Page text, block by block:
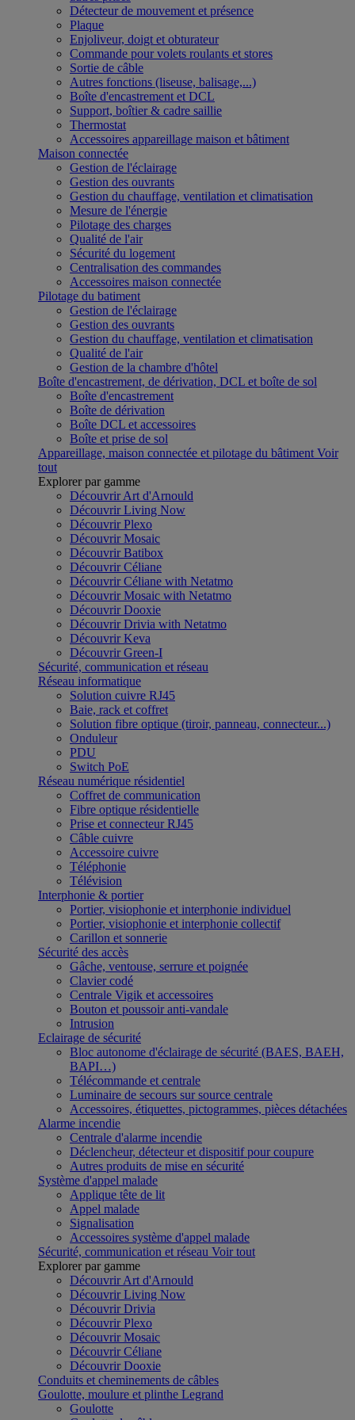
Détecteur de mouvement et présence
Plaque
Enjoliveur, doigt et obturateur
Commande pour volets roulants et stores
Sortie de câble
Autres fonctions (liseuse, balisage,...)
Boîte d'encastrement et DCL
Support, boîtier & cadre saillie
Thermostat
Accessoires appareillage maison et bâtiment
Maison connectée
Gestion de l'éclairage
Gestion des ouvrants
Gestion du chauffage, ventilation et climatisation
Mesure de l'énergie
Pilotage des charges
Qualité de l'air
Sécurité du logement
Centralisation des commandes
Accessoires maison connectée
Pilotage du batiment
Gestion de l'éclairage
Gestion des ouvrants
Gestion du chauffage, ventilation et climatisation
Qualité de l'air
Gestion de la chambre d'hôtel
Boîte d'encastrement, de dérivation, DCL et boîte de sol
Boîte d'encastrement
Boîte de dérivation
Boîte DCL et accessoires
Boîte et prise de sol
Appareillage, maison connectée et pilotage du bâtiment Voir
tout
Explorer par gamme
Découvrir Art d'Arnould
Découvrir Living Now
Découvrir Plexo
Découvrir Mosaic
Découvrir Batibox
Découvrir Céliane
Découvrir Céliane with Netatmo
Découvrir Mosaic with Netatmo
Découvrir Dooxie
Découvrir Drivia with Netatmo
Découvrir Keva
Découvrir Green-I
Sécurité, communication et réseau
Réseau informatique
Solution cuivre RJ45
Baie, rack et coffret
Solution fibre optique (tiroir, panneau, connecteur...)
Onduleur
PDU
Switch PoE
Réseau numérique résidentiel
Coffret de communication
Fibre optique résidentielle
Prise et connecteur RJ45
Câble cuivre
Accessoire cuivre
Téléphonie
Télévision
Interphonie & portier
Portier, visiophonie et interphonie individuel
Portier, visiophonie et interphonie collectif
Carillon et sonnerie
Sécurité des accès
Gâche, ventouse, serrure et poignée
Clavier codé
Centrale Vigik et accessoires
Bouton et poussoir anti-vandale
Intrusion
Eclairage de sécurité
Bloc autonome d'éclairage de sécurité (BAES, BAEH,
BAPI…)
Télécommande et centrale
Luminaire de secours sur source centrale
Accessoires, étiquettes, pictogrammes, pièces détachées
Alarme incendie
Centrale d'alarme incendie
Déclencheur, détecteur et dispositif pour coupure
Autres produits de mise en sécurité
Système d'appel malade
Applique tête de lit
Appel malade
Signalisation
Accessoires système d'appel malade
Sécurité, communication et réseau Voir tout
Explorer par gamme
Découvrir Art d'Arnould
Découvrir Living Now
Découvrir Drivia
Découvrir Plexo
Découvrir Mosaic
Découvrir Céliane
Découvrir Dooxie
Conduits et cheminements de câbles
Goulotte, moulure et plinthe Legrand
Goulotte